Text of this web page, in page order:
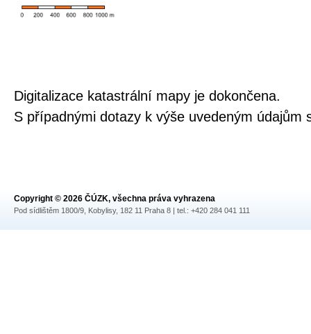
Digitalizace katastrální mapy je dokončena.
S případnými dotazy k výše uvedeným údajům
Copyright © 2026 ČÚZK, všechna práva vyhrazena
Pod sídlištěm 1800/9, Kobylisy, 182 11 Praha 8 | tel.: +420 284 041 111